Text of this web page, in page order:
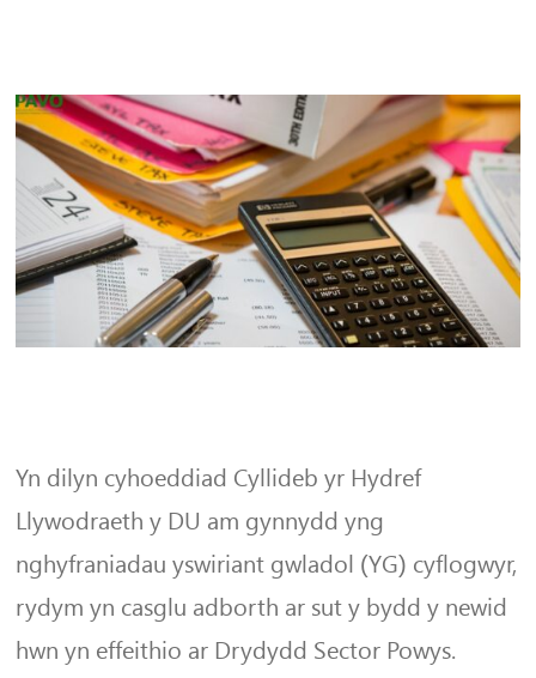
Yn dilyn cyhoeddiad Cyllideb yr Hydref
Llywodraeth y DU am gynnydd yng
nghyfraniadau yswiriant gwladol (YG) cyflogwyr,
rydym yn casglu adborth ar sut y bydd y newid
hwn yn effeithio ar Drydydd Sector Powys.